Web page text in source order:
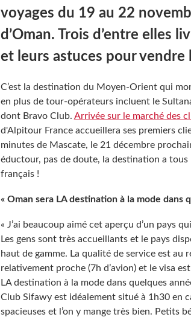
voyages du 19 au 22
d’Oman. Trois d’entre elles
et leurs astuces pour vendre
C’est la destination du Moyen-Orient qui
en plus de tour-opérateurs incluent le
dont Bravo Club. Arrivée sur le marché des
d'Alpitour France accueillera ses premiers
minutes de Mascate, le 21 décembre
éductour, pas de doute, la destination a
français !
« Oman sera LA destination à la mode dans
« J’ai beaucoup aimé cet aperçu d’un pays
Les gens sont très accueillants et le pays
haut de gamme. La qualité de service est au
relativement proche (7h d’avion) et le visa
LA destination à la mode dans quelques
Club Sifawy est idéalement situé à 1h30 en
spacieuses et l’on y mange très bien. Petits